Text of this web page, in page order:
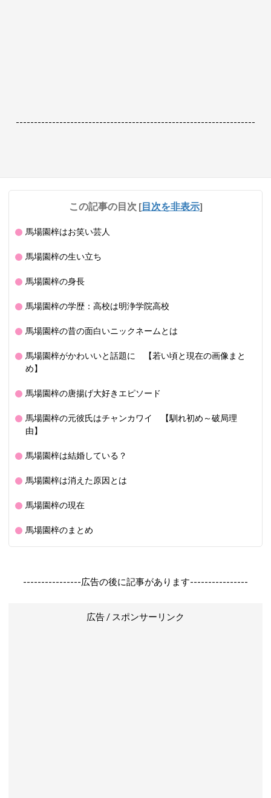
------------------------------------------------------------------
この記事の目次 [目次を非表示]
馬場園梓はお笑い芸人
馬場園梓の生い立ち
馬場園梓の身長
馬場園梓の学歴：高校は明浄学院高校
馬場園梓の昔の面白いニックネームとは
馬場園梓がかわいいと話題に 【若い頃と現在の画像まと
め】
馬場園梓の唐揚げ大好きエピソード
馬場園梓の元彼氏はチャンカワイ 【馴れ初め～破局理
由】
馬場園梓は結婚している？
馬場園梓は消えた原因とは
馬場園梓の現在
馬場園梓のまとめ
----------------広告の後に記事があります----------------
広告 / スポンサーリンク